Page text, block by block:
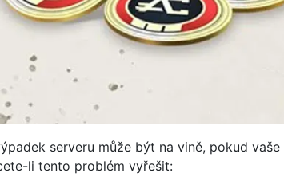
serveru může být na vině, pokud
li tento problém vyřešit: